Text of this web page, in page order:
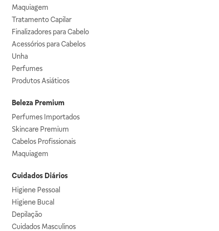
Maquiagem
Tratamento Capilar
Finalizadores para Cabelo
Acessórios para Cabelos
Unha
Perfumes
Produtos Asiáticos
Beleza Premium
Perfumes Importados
Skincare Premium
Cabelos Profissionais
Maquiagem
Cuidados Diários
Higiene Pessoal
Higiene Bucal
Depilação
Cuidados Masculinos